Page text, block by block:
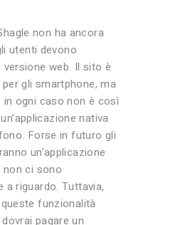
non ha ancora
utenti devono
web. Il sito è
gli smartphone, ma
ogni caso non è così
nativa
Forse in futuro gli
un’applicazione
ci sono
riguardo. Tuttavia,
funzionalità
pagare un